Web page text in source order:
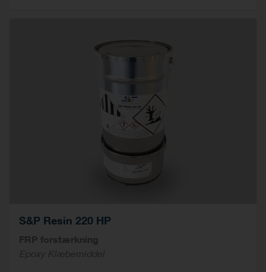
S&P Resin 220 HP
FRP forstærkning
Epoxy Klæbemiddel